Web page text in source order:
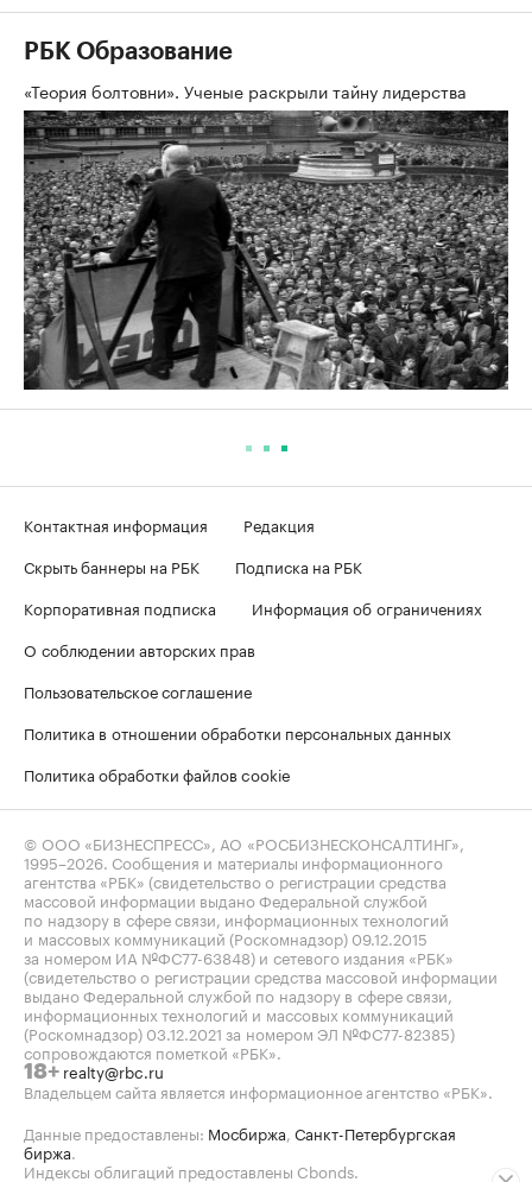
РБК Образование
«Теория болтовни». Ученые раскрыли тайну лидерства
Контактная информация
Редакция
Скрыть баннеры на РБК
Подписка на РБК
Корпоративная подписка
Информация об ограничениях
О соблюдении авторских прав
Пользовательское соглашение
Политика в отношении обработки персональных данных
Политика обработки файлов cookie
© ООО «БИЗНЕСПРЕСС», АО «РОСБИЗНЕСКОНСАЛТИНГ»,
1995–2026. Сообщения и материалы информационного
агентства «РБК» (свидетельство о регистрации средства
массовой информации выдано Федеральной службой
по надзору в сфере связи, информационных технологий
и массовых коммуникаций (Роскомнадзор) 09.12.2015
за номером ИА №ФС77-63848) и сетевого издания «РБК»
(свидетельство о регистрации средства массовой информации
выдано Федеральной службой по надзору в сфере связи,
информационных технологий и массовых коммуникаций
(Роскомнадзор) 03.12.2021 за номером ЭЛ №ФС77-82385)
сопровождаются пометкой «РБК».
18+ realty@rbc.ru
Владельцем сайта является информационное агентство «РБК».
Данные предоставлены: Мосбиржа, Санкт-Петербургская
биржа.
Индексы облигаций предоставлены Cbonds.